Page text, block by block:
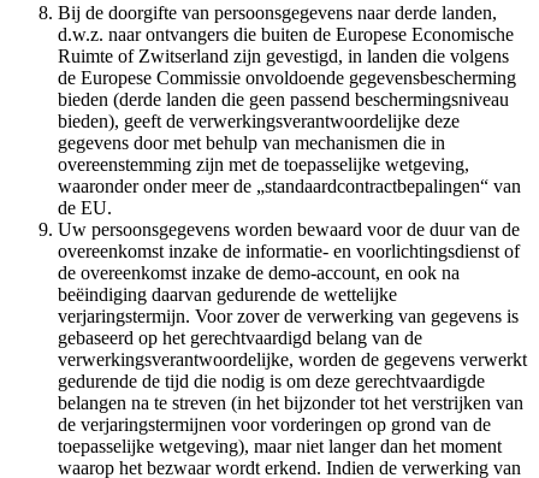
Bij de doorgifte van persoonsgegevens naar derde landen,
d.w.z. naar ontvangers die buiten de Europese Economische
Ruimte of Zwitserland zijn gevestigd, in landen die volgens
de Europese Commissie onvoldoende gegevensbescherming
bieden (derde landen die geen passend beschermingsniveau
bieden), geeft de verwerkingsverantwoordelijke deze
gegevens door met behulp van mechanismen die in
overeenstemming zijn met de toepasselijke wetgeving,
waaronder onder meer de „standaardcontractbepalingen“ van
de EU.
Uw persoonsgegevens worden bewaard voor de duur van de
overeenkomst inzake de informatie- en voorlichtingsdienst of
de overeenkomst inzake de demo-account, en ook na
beëindiging daarvan gedurende de wettelijke
verjaringstermijn. Voor zover de verwerking van gegevens is
gebaseerd op het gerechtvaardigd belang van de
verwerkingsverantwoordelijke, worden de gegevens verwerkt
gedurende de tijd die nodig is om deze gerechtvaardigde
belangen na te streven (in het bijzonder tot het verstrijken van
de verjaringstermijnen voor vorderingen op grond van de
toepasselijke wetgeving), maar niet langer dan het moment
waarop het bezwaar wordt erkend. Indien de verwerking van